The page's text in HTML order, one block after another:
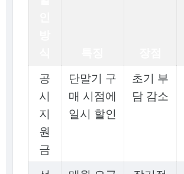
공
시
지
원
금
단말기 구
매 시점에
일시 할인
초기 부
담 감소